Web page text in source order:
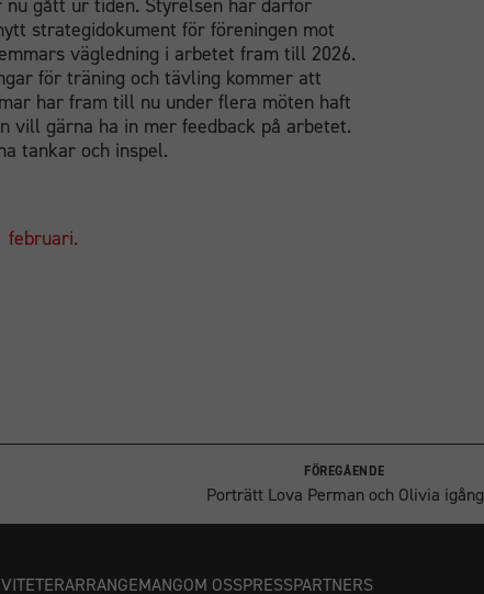
nu gått ur tiden. Styrelsen har därför
strategidokument för föreningen mot
vägledning i arbetet fram till 2026.
för träning och tävling kommer att
har fram till nu under flera möten haft
vill gärna ha in mer feedback på arbetet.
tankar och inspel.
februari.
FÖREGÅENDE
Porträtt Lova Perman och Olivia igång
ARRANGEMANGOM OSSPRESSPARTNERS